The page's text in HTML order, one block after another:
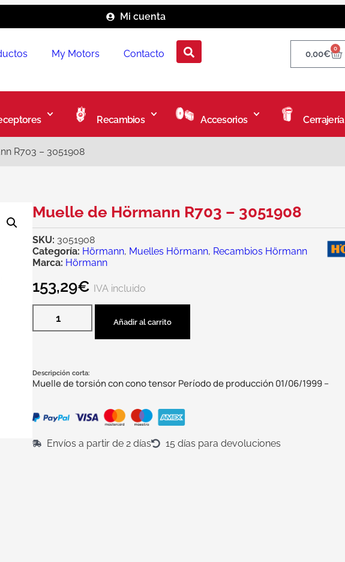
Mi cuenta
My Motors Contacto 0,00€ 0
Recambios Accesorios Cerrajería
R703 – 3051908
Muelle de Hörmann R703 – 3051908
SKU: 3051908
Categoría: Hörmann, Muelles Hörmann, Recambios Hörmann
Marca: Hörmann
153,29€ IVA incluido
Añadir al carrito
Descripción corta:
Muelle de torsión con cono tensor Período de producción 01/06/1999 –
Envíos a partir de 2 días 15 días para devoluciones